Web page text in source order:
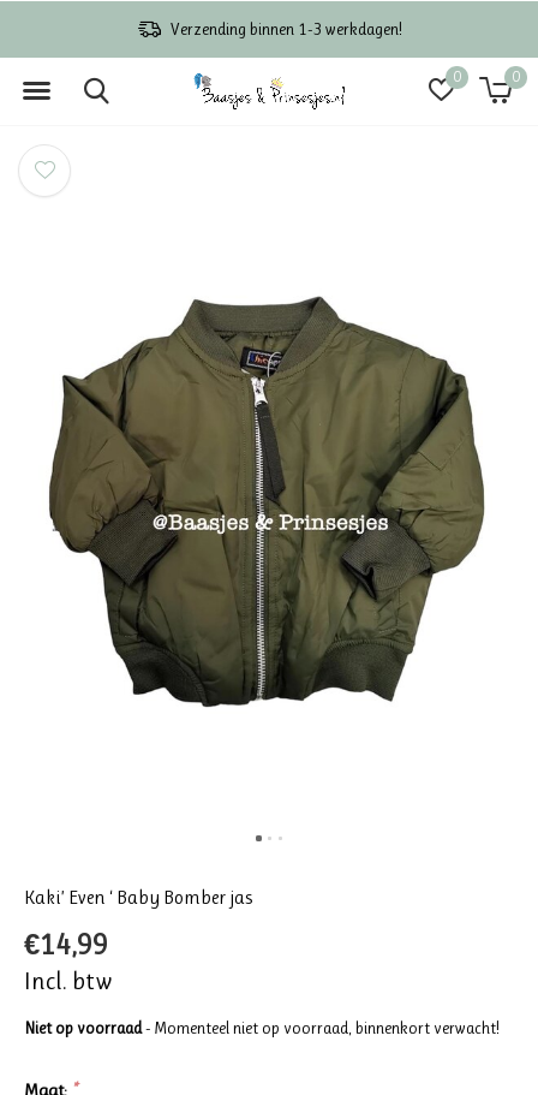
0 0
Verzending binnen 1-3 werkdagen!
Kaki’ Even ‘ Baby Bomber jas
€14,99
Incl. btw
Niet op voorraad- Momenteel niet op voorraad, binnenkort verwacht!
Maat: *